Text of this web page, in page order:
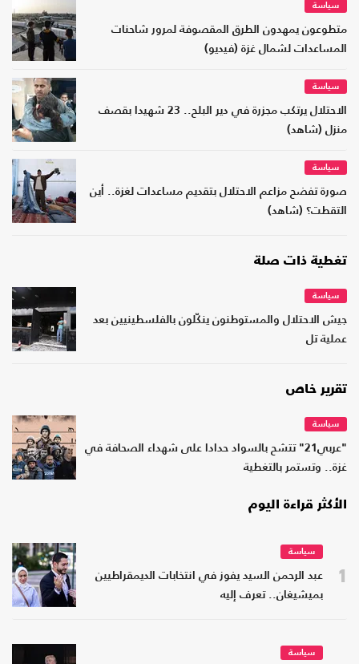
سياسة
متطوعون يمهدون الطرق المقصوفة لمرور شاحنات
المساعدات لشمال غزة (فيديو)‏
سياسة
الاحتلال يرتكب مجزرة في دير البلح.. 23 شهيدا بقصف
منزل (شاهد)
سياسة
صورة تفضح مزاعم الاحتلال بتقديم مساعدات لغزة.. أين
التقطت؟ (شاهد)
تغطية ذات صلة
سياسة
جيش الاحتلال والمستوطنون ينكّلون بالفلسطينيين بعد
عملية تل
تقرير خاص
سياسة
"عربي21" تتشح بالسواد حدادا على شهداء الصحافة في
غزة.. وتستمر بالتغطية
الأكثر قراءة اليوم
1
سياسة
عبد الرحمن السيد يفوز في انتخابات الديمقراطيين
بميشيغان.. تعرف إليه
سياسة